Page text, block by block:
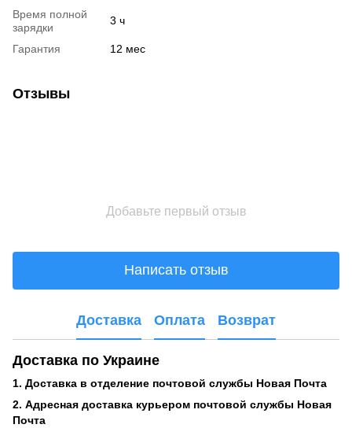
Время полной
зарядки
3 ч
Гарантия 12 мес
Отзывы
Добавьте первый отзыв
Написать отзыв
Доставка Оплата Возврат
Доставка по Украине
1. Доставка в отделение почтовой службы Новая Почта
2. Адресная доставка курьером почтовой службы Новая
Почта